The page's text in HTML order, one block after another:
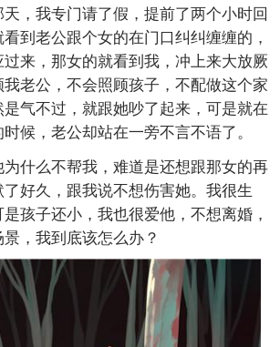
，我专门请了假，提前了两个小时回
到老公跟个女的在门口纠纠缠缠的，
来，那女的就看到我，冲上来大放厥
老公，不会照顾孩子，不配做这个家
气不过，就跟她吵了起来，可是就在
候，老公却站在一旁不言不语了。
什么不帮我，难道是还想跟那女的再
好久，跟我说不想伤害她。我很生
孩子还小，我也很爱他，不想离婚，
，我到底该怎么办？